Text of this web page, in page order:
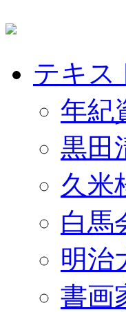
テキス
年紀
黒田
久米
白馬
明治
書画